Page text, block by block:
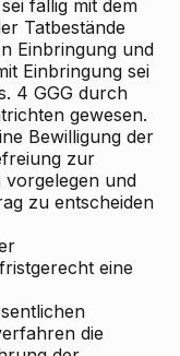
fällig mit dem
Tatbestände
Einbringung und
Einbringung sei
4 GGG durch
gewesen.
Bewilligung der
zur
und
zu entscheiden
eine
die